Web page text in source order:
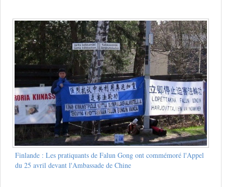
Finlande : Les pratiquants de Falun Gong ont commémoré l'Appel
du 25 avril devant l'Ambassade de Chine